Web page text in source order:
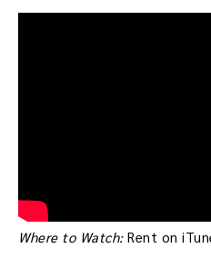
Where to Watch:Rent on